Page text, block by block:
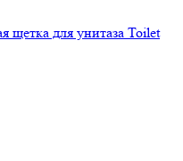
щетка для унитаза Toilet